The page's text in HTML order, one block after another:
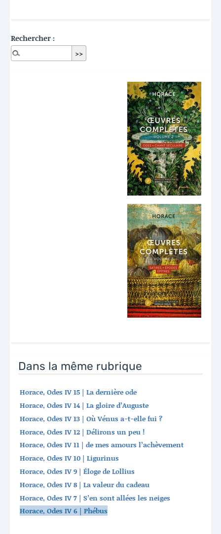
Rechercher :
Dernières publications
Dans la même rubrique
Horace, Odes IV 15 | La dernière ode
Horace, Odes IV 14 | La gloire d’Auguste
Horace, Odes IV 13 | Où Vénus a-t-elle fui ?
Horace, Odes IV 12 | Délirons un peu !
Horace, Odes IV 11 | de mes amours l’achèvement
Horace, Odes IV 10 | Ligurinus
Horace, Odes IV 9 | Éloge de Lollius
Horace, Odes IV 8 | La valeur du cadeau
Horace, Odes IV 7 | S’en sont allées les neiges
Horace, Odes IV 6 | Phébus